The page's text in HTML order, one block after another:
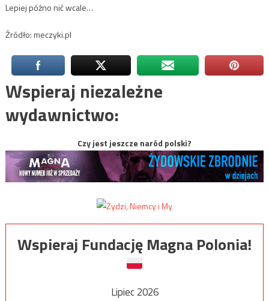
Lepiej późno nić wcale…
Źródło: meczyki.pl
Wspieraj niezależne
wydawnictwo:
Czy jest jeszcze naród polski?
Wspieraj Fundację Magna Polonia!
Lipiec 2026